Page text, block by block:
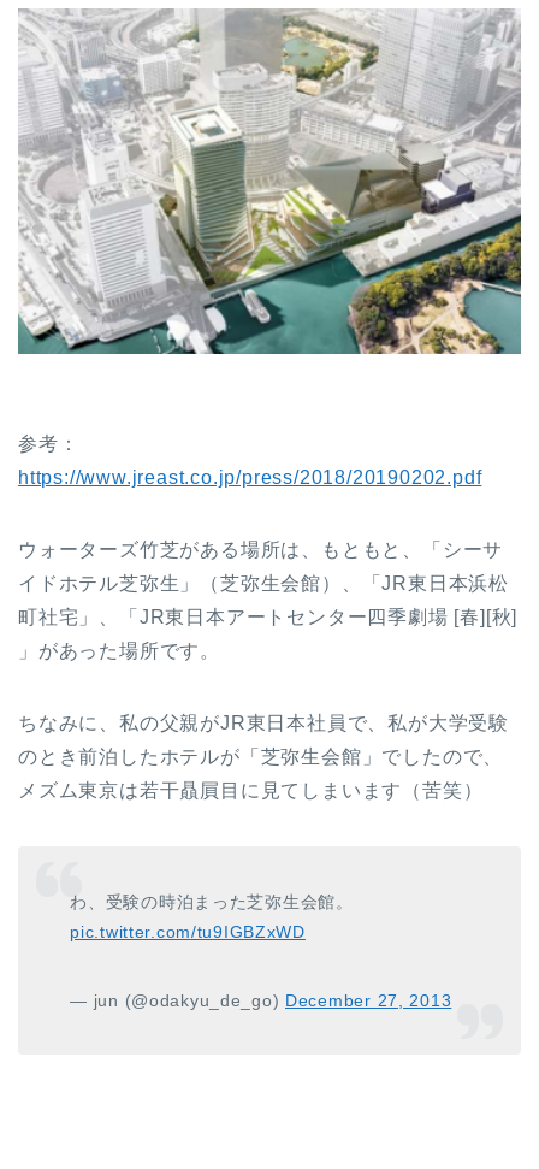
参考：
https://www.jreast.co.jp/press/2018/20190202.pdf
ウォーターズ竹芝がある場所は、もともと、「シーサ
イドホテル芝弥生」（芝弥生会館）、「JR東日本浜松
町社宅」、「JR東日本アートセンター四季劇場 [春][秋]
」があった場所です。
ちなみに、私の父親がJR東日本社員で、私が大学受験
のとき前泊したホテルが「芝弥生会館」でしたので、
メズム東京は若干贔屓目に見てしまいます（苦笑）
わ、受験の時泊まった芝弥生会館。
pic.twitter.com/tu9IGBZxWD
— jun (@odakyu_de_go) December 27, 2013